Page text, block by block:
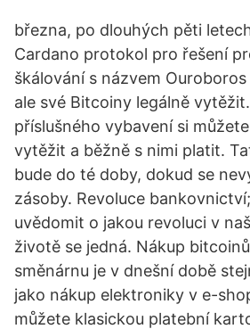
března, po dlouhých pěti
Cardano protokol pro řešení
škálování s názvem
ale své Bitcoiny legálně
příslušného vybavení si
vytěžit a běžně s nimi platit.
bude do té doby, dokud se
zásoby. Revoluce
uvědomit o jakou revoluci v
životě se jedná. Nákup
směnárnu je v dnešní době
jako nákup elektroniky v e-
můžete klasickou platební